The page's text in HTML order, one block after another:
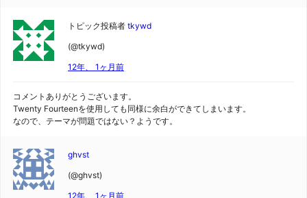
トピック投稿者 tkywd
(@tkywd)
12年、 1ヶ月前
コメントありがとうございます。
Twenty Fourteenを使用しても同様に余白ができてしまいます。
なので、テーマが問題ではない？ようです。
ghvst
(@ghvst)
12年、 1ヶ月前